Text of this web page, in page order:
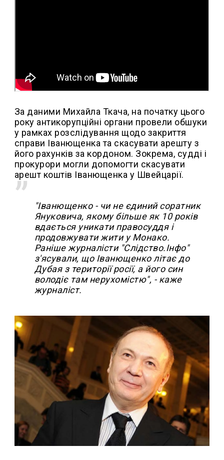
За даними Михайла Ткача, на початку цього
року антикорупційні органи провели обшуки
у рамках розслідування щодо закриття
справи Іванющенка та скасувати арешту з
його рахунків за кордоном. Зокрема, судді і
прокурори могли допомогти скасувати
арешт коштів Іванющенка у Швейцарії.
"Іванющенко - чи не єдиний соратник
Януковича, якому більше як 10 років
вдається уникати правосуддя і
продовжувати жити у Монако.
Раніше журналісти "Слідство.Інфо"
з'ясували, що Іванющенко літає до
Дубая з території росії, а його син
володіє там нерухомістю", - каже
журналіст.